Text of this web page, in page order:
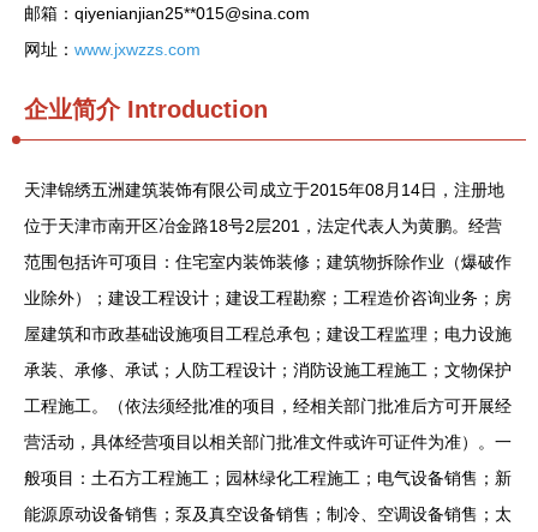
邮箱：qiyenianjian25**015@sina.com
网址： www.jxwzzs.com
企业简介Introduction
天津锦绣五洲建筑装饰有限公司成立于2015年08月14日，注册地
位于天津市南开区冶金路18号2层201，法定代表人为黄鹏。经营
范围包括许可项目：住宅室内装饰装修；建筑物拆除作业（爆破作
业除外）；建设工程设计；建设工程勘察；工程造价咨询业务；房
屋建筑和市政基础设施项目工程总承包；建设工程监理；电力设施
承装、承修、承试；人防工程设计；消防设施工程施工；文物保护
工程施工。（依法须经批准的项目，经相关部门批准后方可开展经
营活动，具体经营项目以相关部门批准文件或许可证件为准）。一
般项目：土石方工程施工；园林绿化工程施工；电气设备销售；新
能源原动设备销售；泵及真空设备销售；制冷、空调设备销售；太